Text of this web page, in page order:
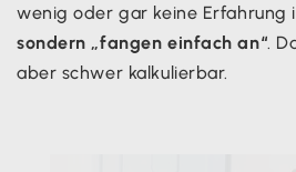
wenig oder gar keine Erfahrung
sondern „fangen einfach an“.
aber schwer kalkulierbar.